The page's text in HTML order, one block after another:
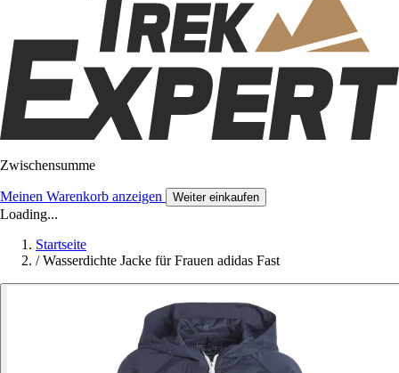
Zwischensumme
Meinen Warenkorb anzeigen Weiter einkaufen
Loading...
Startseite
/ Wasserdichte Jacke für Frauen adidas Fast